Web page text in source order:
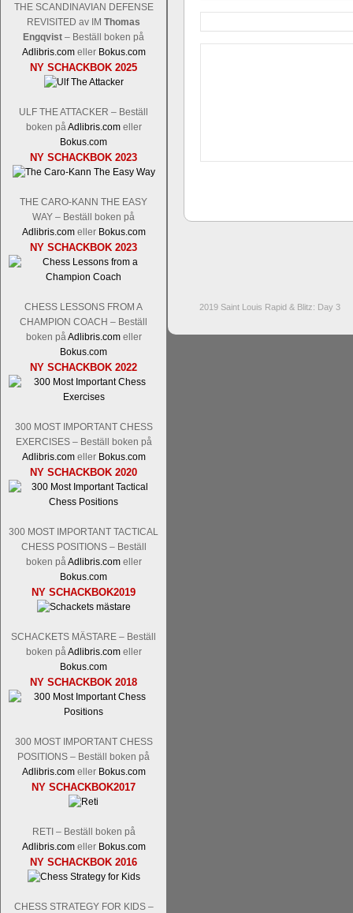
THE SCANDINAVIAN DEFENSE
REVISITED av IM Thomas
Engqvist – Beställ boken på
Adlibris.comeller Bokus.com
NY SCHACKBOK 2025
ULF THE ATTACKER – Beställ
boken påAdlibris.comeller
Bokus.com
NY SCHACKBOK 2023
THE CARO-KANN THE EASY
WAY – Beställ boken på
Adlibris.comeller Bokus.com
NY SCHACKBOK 2023
CHESS LESSONS FROM A
CHAMPION COACH – Beställ
boken påAdlibris.comeller
Bokus.com
NY SCHACKBOK 2022
300 MOST IMPORTANT CHESS
EXERCISES – Beställ boken på
Adlibris.comeller Bokus.com
NY SCHACKBOK 2020
300 MOST IMPORTANT TACTICAL
CHESS POSITIONS – Beställ
boken påAdlibris.comeller
Bokus.com
NY SCHACKBOK2019
SCHACKETS MÄSTARE – Beställ
boken påAdlibris.comeller
Bokus.com
NY SCHACKBOK 2018
300 MOST IMPORTANT CHESS
POSITIONS – Beställ boken på
Adlibris.comeller Bokus.com
NY SCHACKBOK2017
RETI – Beställ boken på
Adlibris.comeller Bokus.com
NY SCHACKBOK 2016
CHESS STRATEGY FOR KIDS –
2019 Saint Louis Rapid & Blitz: Day 3